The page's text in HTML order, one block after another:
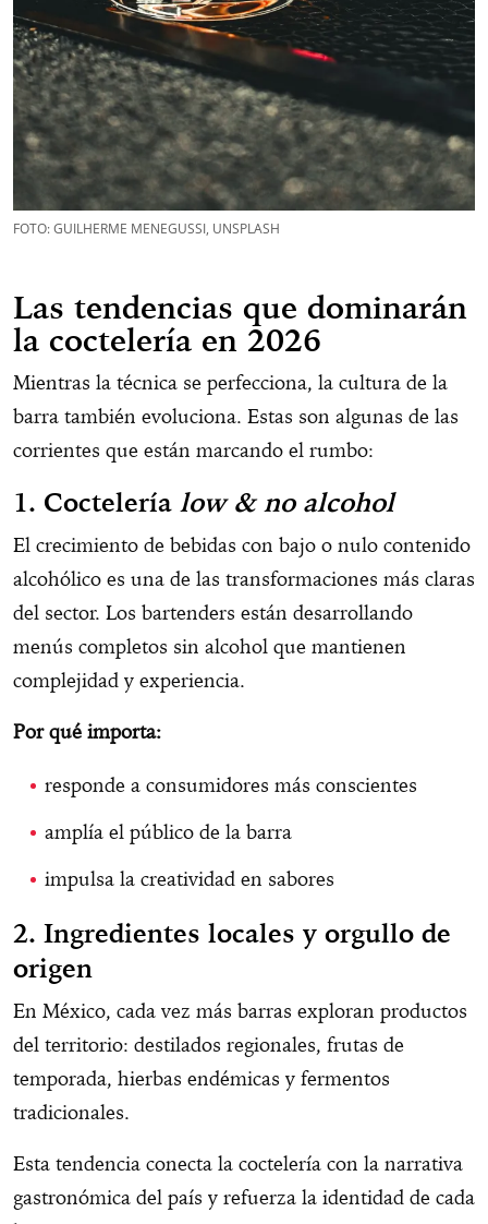
FOTO: GUILHERME MENEGUSSI, UNSPLASH
Las tendencias que dominarán
la coctelería en 2026
Mientras la técnica se perfecciona, la cultura de la
barra también evoluciona. Estas son algunas de las
corrientes que están marcando el rumbo:
1. Coctelería low & no alcohol
El crecimiento de bebidas con bajo o nulo contenido
alcohólico es una de las transformaciones más claras
del sector. Los bartenders están desarrollando
menús completos sin alcohol que mantienen
complejidad y experiencia.
Por qué importa:
responde a consumidores más conscientes
amplía el público de la barra
impulsa la creatividad en sabores
2. Ingredientes locales y orgullo de
origen
En México, cada vez más barras exploran productos
del territorio: destilados regionales, frutas de
temporada, hierbas endémicas y fermentos
tradicionales.
Esta tendencia conecta la coctelería con la narrativa
gastronómica del país y refuerza la identidad de cada